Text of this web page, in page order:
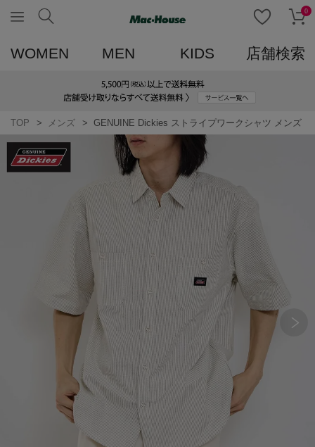
0
WOMEN MEN KIDS 店舗検索
TOP メンズ GENUINE Dickies ストライプワークシャツ メンズ